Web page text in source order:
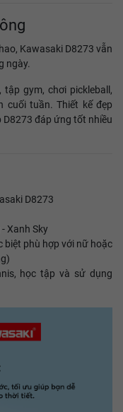
Kawasaki D8273 vẫn
ngày.
gym, chơi pickleball,
cuối tuần. Thiết kế đẹp
đáp ứng tốt nhiều
D8273
Xanh Sky
biệt phù hợp với nữ hoặc
học tập và sử dụng